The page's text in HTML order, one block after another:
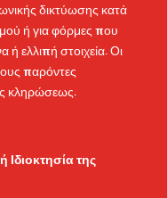
δικτύωσης κατά
ή για φόρμες που
ελλιπή στοιχεία. Οι
παρόντες
κληρώσεως.
της